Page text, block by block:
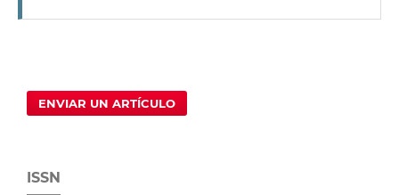
ENVIAR UN ARTÍCULO
ISSN